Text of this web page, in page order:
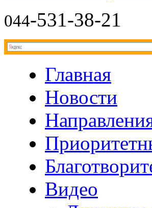
044-531-38-21
Главная
Новости
Видео